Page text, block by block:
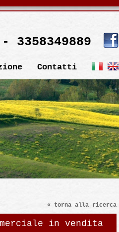
3358349889
Contatti
« torna alla ricerca
in vendita